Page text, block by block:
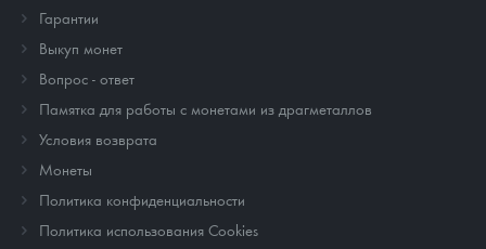
Гарантии
Выкуп монет
Вопрос - ответ
Памятка для работы с монетами из драгметаллов
Условия возврата
Монеты
Политика конфиденциальности
Политика использования Cookies